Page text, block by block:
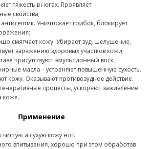
тяжесть в ногах. Проявляет
свойства;
Уничтожает грибок, блокирует
смягчает кожу. Убирает зуд, шелушение,
заражению здоровых участков кожи;
присутствуют: эмульсионный воск,
масла – устраняют повышенную сухость.
кожу. Оказывают противозудное действие.
процессы, ускоряют заживление
коже.
Применение
и сухую кожу ног.
впитывания, хорошо при этом обработав